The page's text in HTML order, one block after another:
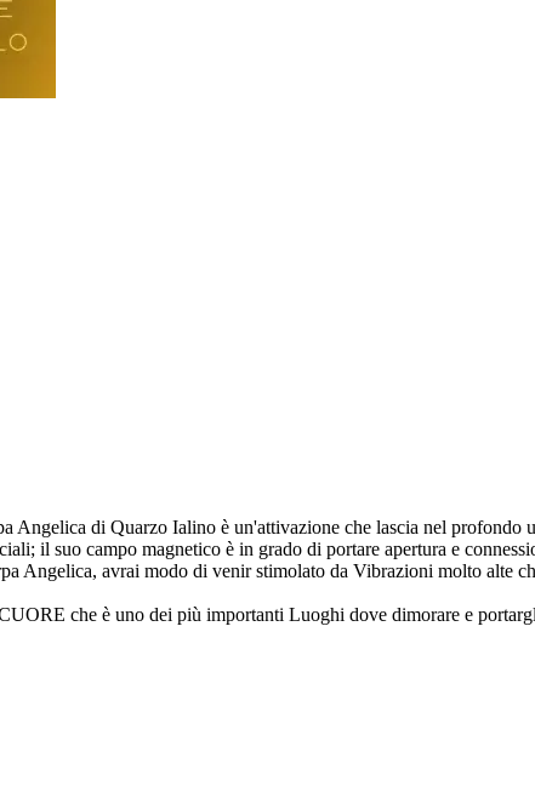
di Quarzo Ialino è un'attivazione che lascia nel
il suo campo magnetico è in grado di portare apertura e
Angelica, avrai modo di venir stimolato da Vibrazioni molto alte
che è uno dei più importanti Luoghi dove dimorare e